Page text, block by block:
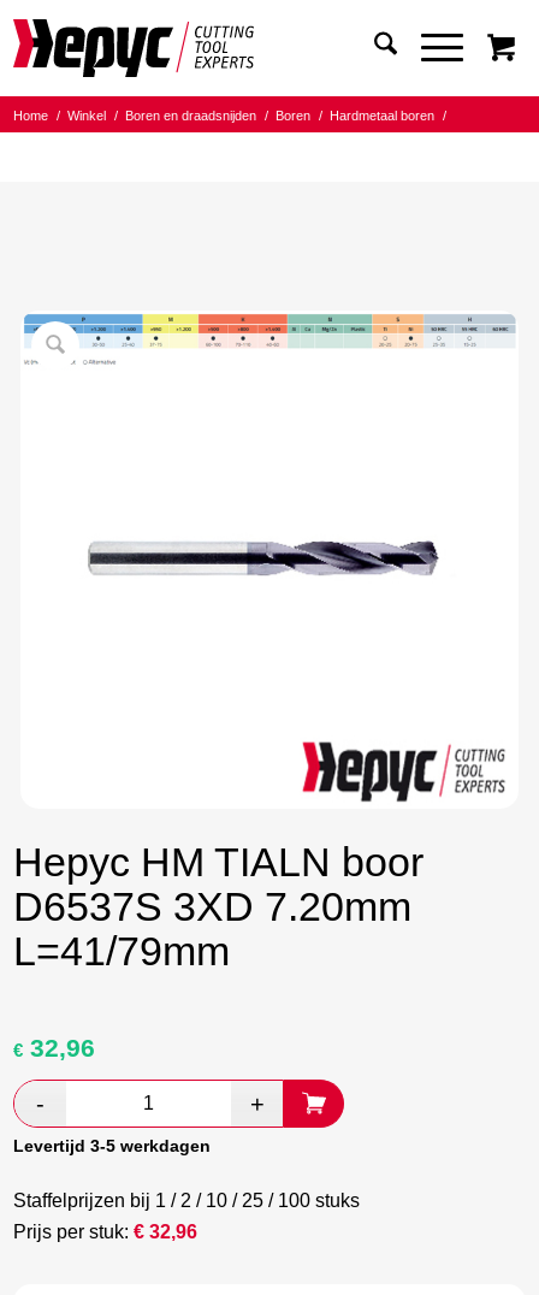
Home / Winkel / Boren en draadsnijden / Boren / Hardmetaal boren
/
Hepyc HM TIALN boor
D6537S 3XD 7.20mm
L=41/79mm
Oorspronkelijke
prijs
was:
€ 54,94.
€ 32,96
prijs
€ 31,87.
Levertijd 3-5 werkdagen
Staffelprijzen bij 1 / 2 / 10 / 25 / 100 stuks
Prijs per stuk:€32,96